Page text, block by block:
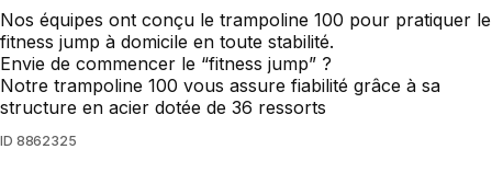
Nos équipes ont conçu le trampoline 100 pour pratiquer le
fitness jump à domicile en toute stabilité.
Envie de commencer le “fitness jump” ?
Notre trampoline 100 vous assure fiabilité grâce à sa
structure en acier dotée de 36 ressorts
ID 8862325